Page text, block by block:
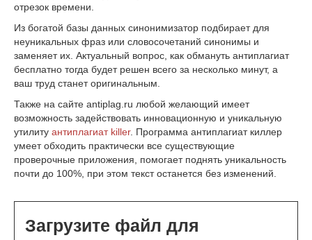
отрезок времени.
Из богатой базы данных синонимизатор подбирает для
неуникальных фраз или словосочетаний синонимы и
заменяет их. Актуальный вопрос, как обмануть антиплагиат
бесплатно тогда будет решен всего за несколько минут, а
ваш труд станет оригинальным.
Также на сайте antiplag.ru любой желающий имеет
возможность задействовать инновационную и уникальную
утилиту антиплагиат killer. Программа антиплагиат киллер
умеет обходить практически все существующие
проверочные приложения, помогает поднять уникальность
почти до 100%, при этом текст останется без изменений.
Загрузите файл для